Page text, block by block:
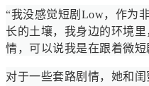
“我没感觉短剧Low，作为
长的土壤，我身边的环境
情，可以说我是在跟着微
对于一些套路剧情，她和